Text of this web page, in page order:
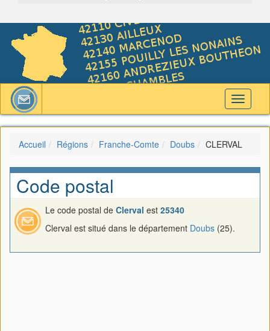
Toggle
Accueil Régions Franche-Comte Doubs CLERVAL
Code postal
Le code postal de Clerval est 25340
Clerval est situé dans le département Doubs (25).